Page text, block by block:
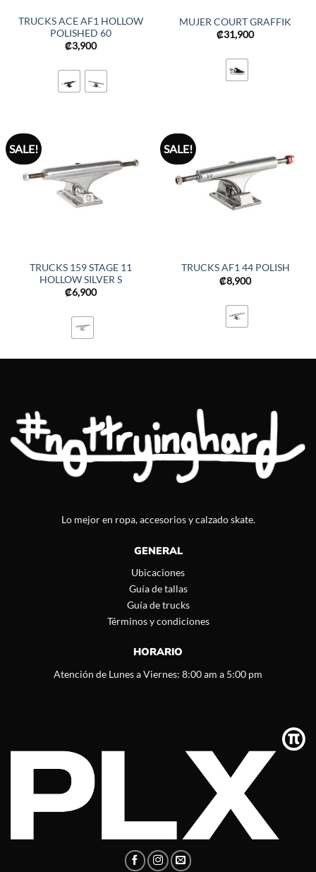
TRUCKS ACE AF1 HOLLOW
POLISHED 60
₡3,900
MUJER COURT GRAFFIK
₡31,900
SALE!
TRUCKS 159 STAGE 11
HOLLOW SILVER S
₡6,900
SALE!
TRUCKS AF1 44 POLISH
₡8,900
Lo mejor en ropa, accesorios y calzado skate.
GENERAL
Ubicaciones
Guía de tallas
Guía de trucks
Términos y condiciones
HORARIO
Atención de Lunes a Viernes: 8:00 am a 5:00 pm